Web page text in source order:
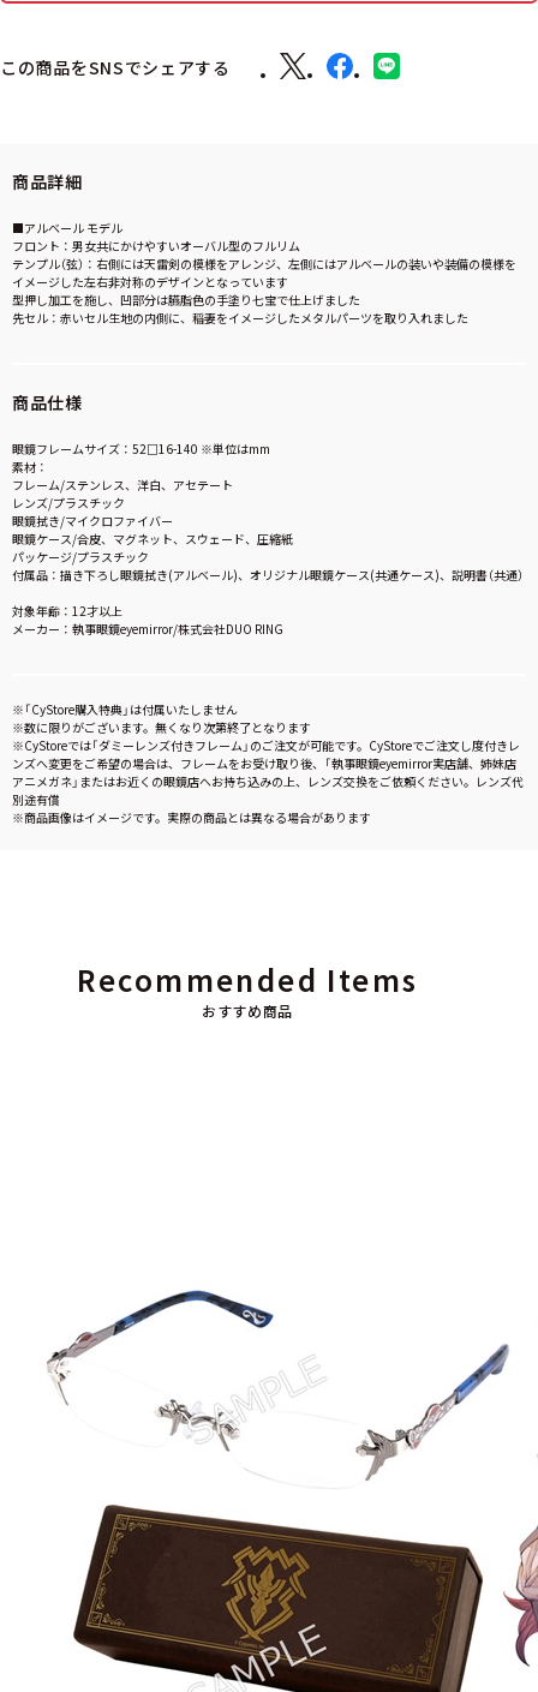
この商品をSNSでシェアする
商品詳細
■アルベール モデル
フロント：男女共にかけやすいオーバル型のフルリム
テンプル（弦）：右側には天雷剣の模様をアレンジ、左側にはアルベールの装いや装備の模様を
イメージした左右非対称のデザインとなっています
型押し加工を施し、凹部分は臙脂色の手塗り七宝で仕上げました
先セル：赤いセル生地の内側に、稲妻をイメージしたメタルパーツを取り入れました
商品仕様
眼鏡フレームサイズ：52□16-140 ※単位はmm
素材：
フレーム/ステンレス、洋白、アセテート
レンズ/プラスチック
眼鏡拭き/マイクロファイバー
眼鏡ケース/合皮、マグネット、スウェード、圧縮紙
パッケージ/プラスチック
付属品：描き下ろし眼鏡拭き(アルベール)、オリジナル眼鏡ケース(共通ケース)、説明書（共通）
対象年齢：12才以上
メーカー：執事眼鏡eyemirror/株式会社DUO RING
※「CyStore購入特典」は付属いたしません
※数に限りがございます。無くなり次第終了となります
※CyStoreでは「ダミーレンズ付きフレーム」のご注文が可能です。CyStoreでご注文し度付きレ
ンズへ変更をご希望の場合は、フレームをお受け取り後、「執事眼鏡eyemirror実店舗、姉妹店
アニメガネ」またはお近くの眼鏡店へお持ち込みの上、レンズ交換をご依頼ください。レンズ代
別途有償
※商品画像はイメージです。実際の商品とは異なる場合があります
おすすめ商品
Recommended Items